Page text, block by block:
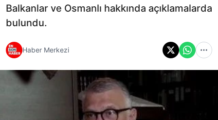
Balkanlar ve Osmanlı hakkında açıklamalarda
bulundu.
Haber Merkezi